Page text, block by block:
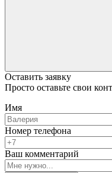
Оставить заявку
Просто оставьте свои
Имя
Номер телефона
Ваш комментарий